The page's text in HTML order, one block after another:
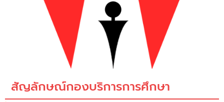
สัญลักษณ์กองบริการการศึกษา